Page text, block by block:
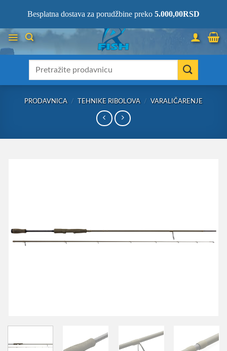
content
MESTU!
PRODAVNICA / TEHNIKE RIBOLOVA / VARALIČARENJE
Besplatna dostava za porudžbine preko 5.000,00RSD